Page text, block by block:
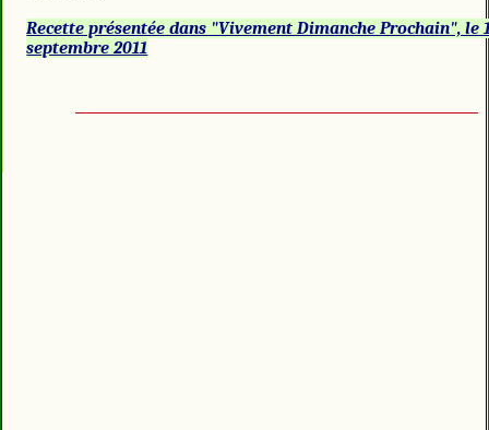
Recette présentée dans "Vivement Dimanche Prochain", le
septembre 2011